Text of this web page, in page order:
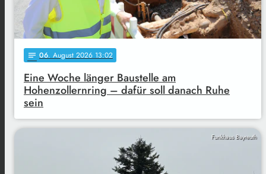
notes 06. August 2026 13:02
Eine Woche länger Baustelle am
Hohenzollernring – dafür soll danach Ruhe
sein
Funkhaus Bayreuth